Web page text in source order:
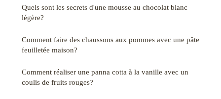
Quels sont les secrets d'une mousse au chocolat blanc
légère?
Comment faire des chaussons aux pommes avec une pâte
feuilletée maison?
Comment réaliser une panna cotta à la vanille avec un
coulis de fruits rouges?